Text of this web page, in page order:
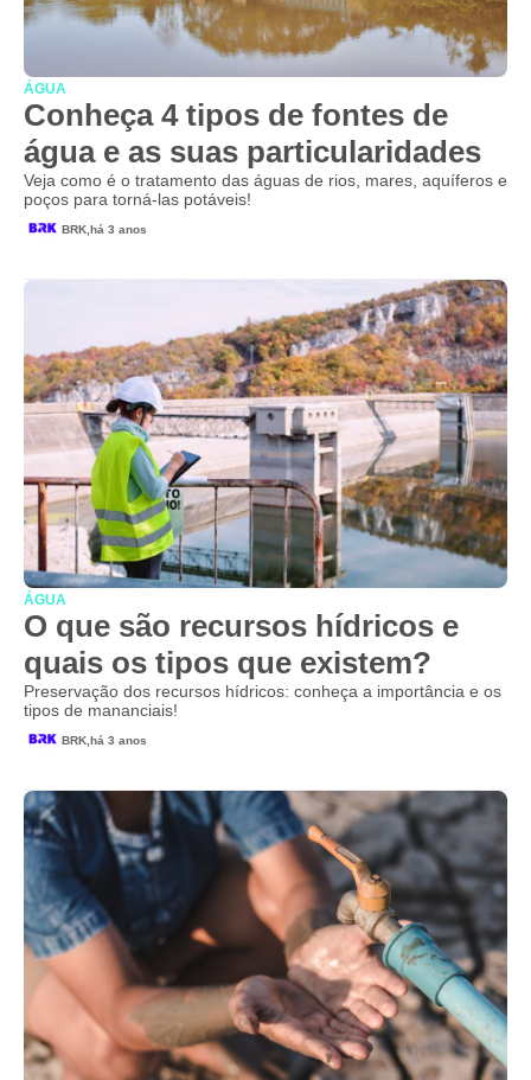
ÁGUA
Conheça 4 tipos de fontes de
água e as suas particularidades
Veja como é o tratamento das águas de rios, mares, aquíferos e
poços para torná-las potáveis!
BRK, há 3 anos
ÁGUA
O que são recursos hídricos e
quais os tipos que existem?
Preservação dos recursos hídricos: conheça a importância e os
tipos de mananciais!
BRK, há 3 anos